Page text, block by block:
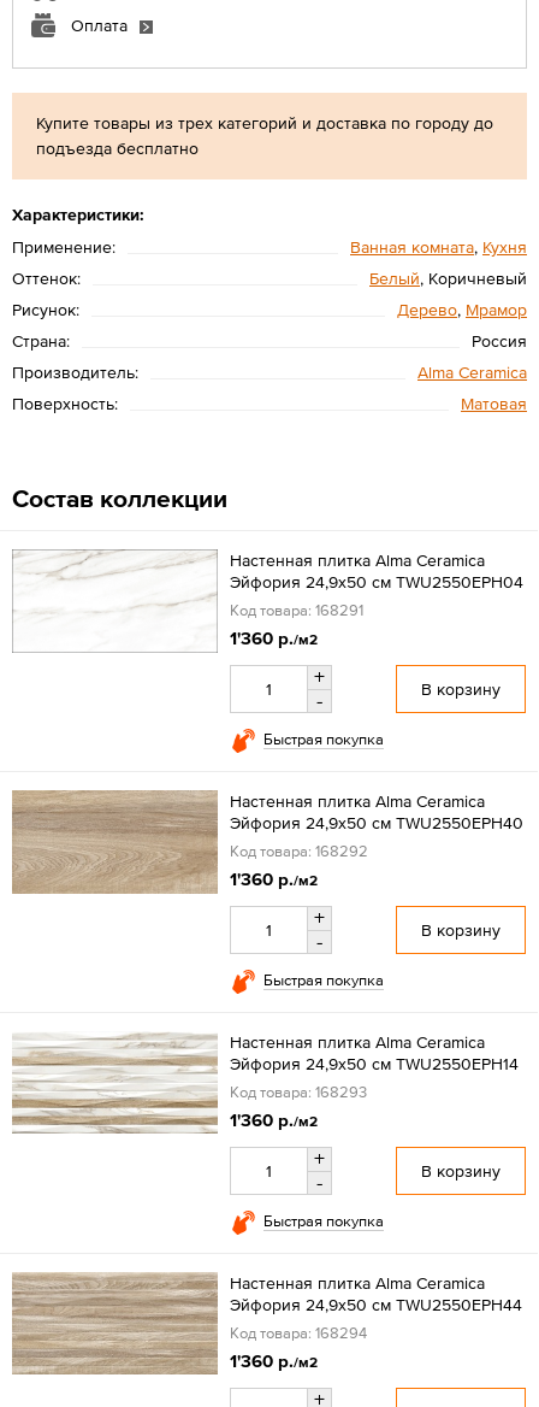
Купите товары из трех категорий и доставка по городу до
подъезда бесплатно
Характеристики:
Применение:
Ванная комната, Кухня
Оттенок:
Белый, Коричневый
Рисунок:
Дерево, Мрамор
Страна:
Россия
Производитель:
Alma Ceramica
Поверхность:
Матовая
Оплата
Состав коллекции
Настенная плитка Alma Ceramica
Эйфория 24,9x50 см TWU2550EPH04
Код товара: 168291
1'360 р./м2
+
-
В корзину
Быстрая покупка
Настенная плитка Alma Ceramica
Эйфория 24,9x50 см TWU2550EPH40
Код товара: 168292
1'360 р./м2
+
-
В корзину
Быстрая покупка
Настенная плитка Alma Ceramica
Эйфория 24,9x50 см TWU2550EPH14
Код товара: 168293
1'360 р./м2
+
-
В корзину
Быстрая покупка
Настенная плитка Alma Ceramica
Эйфория 24,9x50 см TWU2550EPH44
Код товара: 168294
1'360 р./м2
+